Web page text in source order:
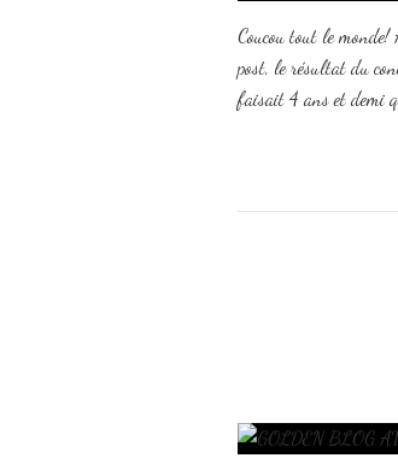
Coucou tout le
post, le résultat du
faisait 4 ans et demi